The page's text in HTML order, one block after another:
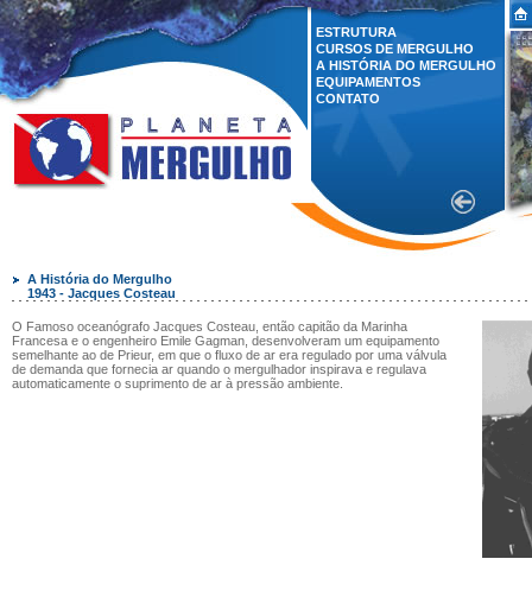
ESTRUTURA
CURSOS DE MERGULHO
A HISTÓRIA DO MERGULHO
EQUIPAMENTOS
CONTATO
A História do Mergulho
1943 - Jacques Costeau
O Famoso oceanógrafo Jacques Costeau, então capitão da Marinha
Francesa e o engenheiro Emile Gagman, desenvolveram um equipamento
semelhante ao de Prieur, em que o fluxo de ar era regulado por uma válvula
de demanda que fornecia ar quando o mergulhador inspirava e regulava
automaticamente o suprimento de ar à pressão ambiente.